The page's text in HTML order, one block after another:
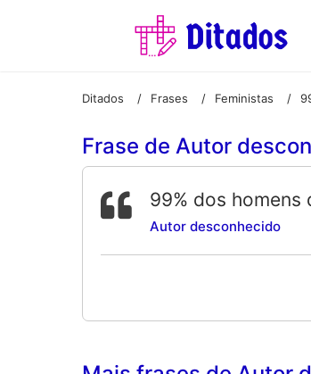
Ditados / Frases / Feministas /
Frase de Autor
99% dos homens
Autor desconhecido